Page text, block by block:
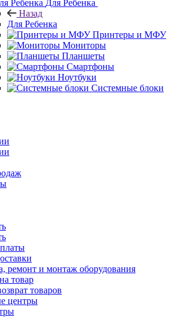
Для Ребенка
Назад
Для Ребенка
Принтеры и МФУ
Мониторы
Планшеты
Смартфоны
Ноутбуки
Системные блоки
ремонт и монтаж оборудования
товар
товаров
центры